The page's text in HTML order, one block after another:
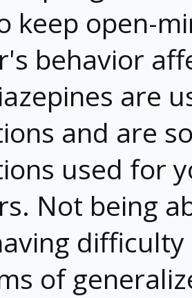
keep open-
behavior
are
and are
used for
Not being
of